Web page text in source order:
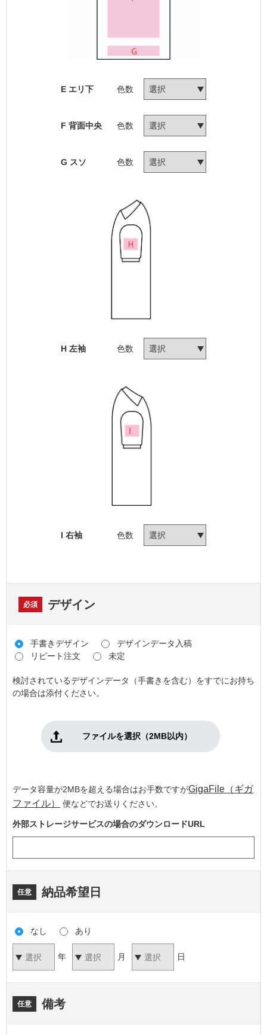
E エリ下 色数
F 背面中央 色数
G スソ 色数
H 左袖 色数
I 右袖 色数
必須 デザイン
手書きデザイン
デザインデータ入稿
リピート注文
未定
検討されているデザインデータ（手書きを含む）をすでにお持ち
の場合は添付ください。
ファイルを選択（2MB以内）
データ容量が2MBを超える場合はお手数ですがGigaFile（ギガ
ファイル）
便などでお送りください。
外部ストレージサービスの場合のダウンロードURL
任意 納品希望日
なし あり
年 月 日
任意 備考